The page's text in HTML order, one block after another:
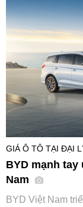
GIÁ Ô TÔ TẠI ĐẠI
BYD mạnh
Nam
BYD Việt Nam